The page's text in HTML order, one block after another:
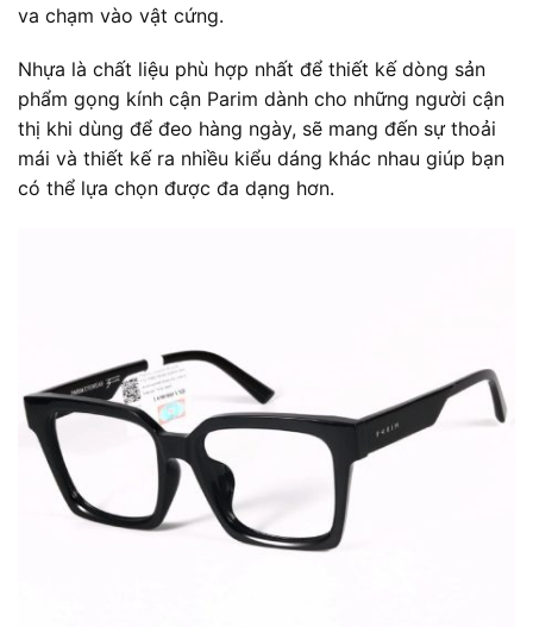
va chạm vào vật cứng.
Nhựa là chất liệu phù hợp nhất để thiết kế dòng sản
phẩm gọng kính cận Parim dành cho những người cận
thị khi dùng để đeo hàng ngày, sẽ mang đến sự thoải
mái và thiết kế ra nhiều kiểu dáng khác nhau giúp bạn
có thể lựa chọn được đa dạng hơn.